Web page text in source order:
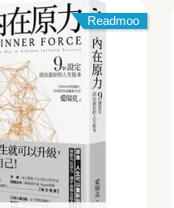
Readmoo